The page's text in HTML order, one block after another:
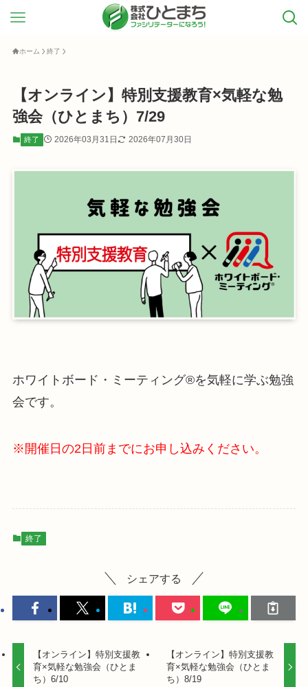
ホーム 終了
【オンライン】特別支援教育×気軽な勉
強会（ひとまち）7/29
終了 2026年03月31日 2026年07月30日
ホワイトボード・ミーティング®を気軽に学ぶ勉強
会です。
※開催日の2日前までにお申し込みください。
終了
シェアする
【オンライン】特別支援教
育×気軽な勉強会（ひとま
ち）6/10
【オンライン】特別支援教
育×気軽な勉強会（ひとま
ち）8/19